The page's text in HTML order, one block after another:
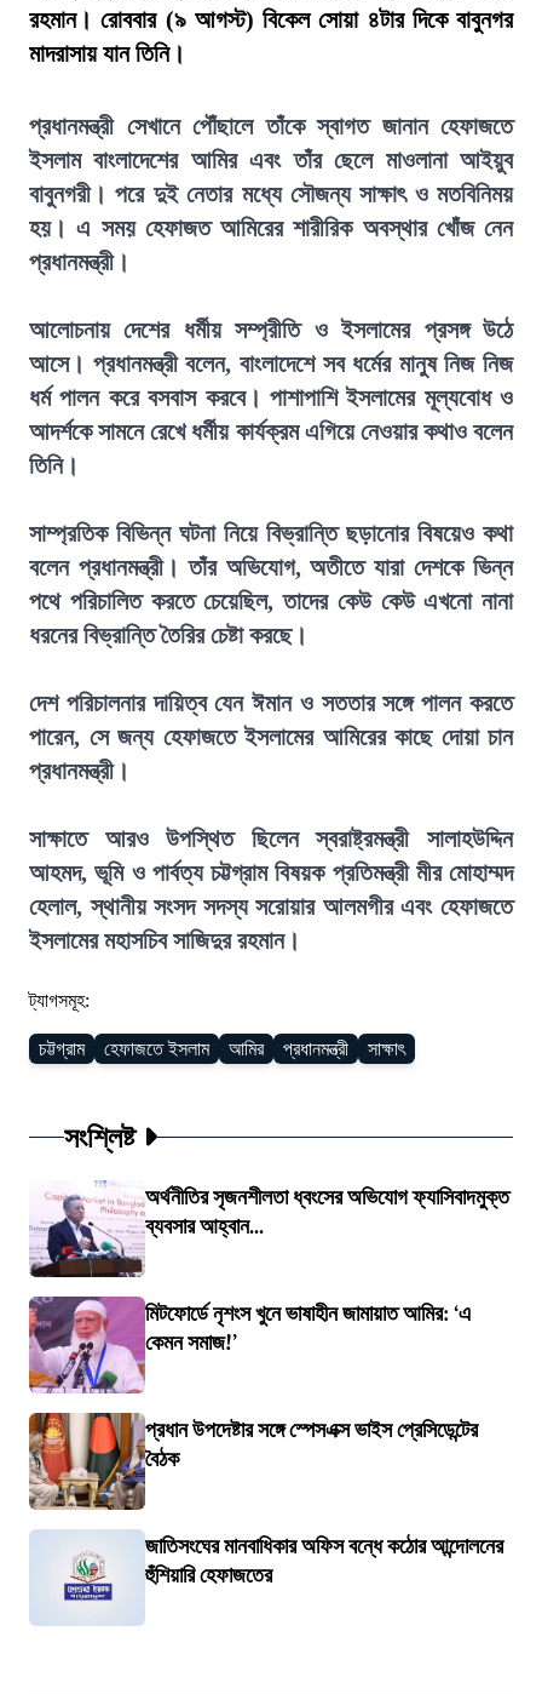
রহমান। রোববার (৯ আগস্ট) বিকেল সোয়া ৪টার দিকে বাবুনগর
মাদরাসায় যান তিনি।
প্রধানমন্ত্রী সেখানে পৌঁছালে তাঁকে স্বাগত জানান হেফাজতে
ইসলাম বাংলাদেশের আমির এবং তাঁর ছেলে মাওলানা আইয়ুব
বাবুনগরী। পরে দুই নেতার মধ্যে সৌজন্য সাক্ষাৎ ও মতবিনিময়
হয়। এ সময় হেফাজত আমিরের শারীরিক অবস্থার খোঁজ নেন
প্রধানমন্ত্রী।
আলোচনায় দেশের ধর্মীয় সম্প্রীতি ও ইসলামের প্রসঙ্গ উঠে
আসে। প্রধানমন্ত্রী বলেন, বাংলাদেশে সব ধর্মের মানুষ নিজ নিজ
ধর্ম পালন করে বসবাস করবে। পাশাপাশি ইসলামের মূল্যবোধ ও
আদর্শকে সামনে রেখে ধর্মীয় কার্যক্রম এগিয়ে নেওয়ার কথাও বলেন
তিনি।
সাম্প্রতিক বিভিন্ন ঘটনা নিয়ে বিভ্রান্তি ছড়ানোর বিষয়েও কথা
বলেন প্রধানমন্ত্রী। তাঁর অভিযোগ, অতীতে যারা দেশকে ভিন্ন
পথে পরিচালিত করতে চেয়েছিল, তাদের কেউ কেউ এখনো নানা
ধরনের বিভ্রান্তি তৈরির চেষ্টা করছে।
দেশ পরিচালনার দায়িত্ব যেন ঈমান ও সততার সঙ্গে পালন করতে
পারেন, সে জন্য হেফাজতে ইসলামের আমিরের কাছে দোয়া চান
প্রধানমন্ত্রী।
সাক্ষাতে আরও উপস্থিত ছিলেন স্বরাষ্ট্রমন্ত্রী সালাহউদ্দিন
আহমদ, ভূমি ও পার্বত্য চট্টগ্রাম বিষয়ক প্রতিমন্ত্রী মীর মোহাম্মদ
হেলাল, স্থানীয় সংসদ সদস্য সরোয়ার আলমগীর এবং হেফাজতে
ইসলামের মহাসচিব সাজিদুর রহমান।
ট্যাগসমূহ:
চট্টগ্রাম হেফাজতে ইসলাম আমির প্রধানমন্ত্রী সাক্ষাৎ
সংশ্লিষ্ট
অর্থনীতির সৃজনশীলতা ধ্বংসের অভিযোগ ফ্যাসিবাদমুক্ত
ব্যবসার আহ্বান...
মিটফোর্ডে নৃশংস খুনে ভাষাহীন জামায়াত আমির: ‘এ
কেমন সমাজ!’
প্রধান উপদেষ্টার সঙ্গে স্পেসএক্স ভাইস প্রেসিডেন্টের
বৈঠক
জাতিসংঘের মানবাধিকার অফিস বন্ধে কঠোর আন্দোলনের
হুঁশিয়ারি হেফাজতের